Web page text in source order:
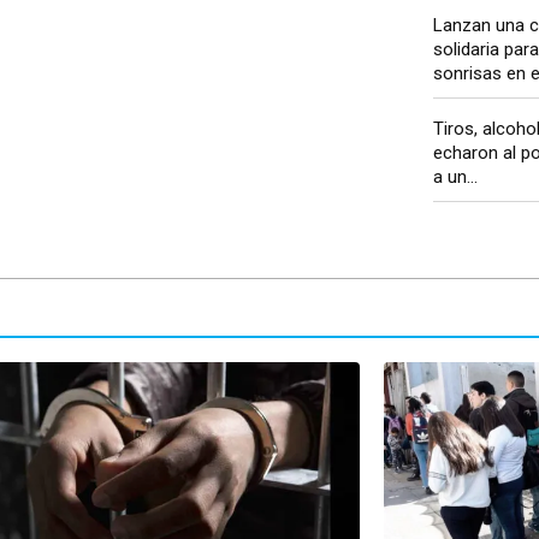
Lanzan una
solidaria
sonrisas en
Tiros,
echaron al
a un...